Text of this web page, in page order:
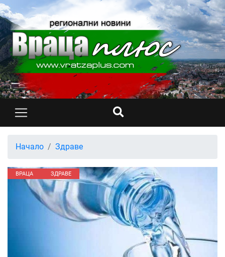
Начало Здраве
ВРАЦА ЗДРАВЕ